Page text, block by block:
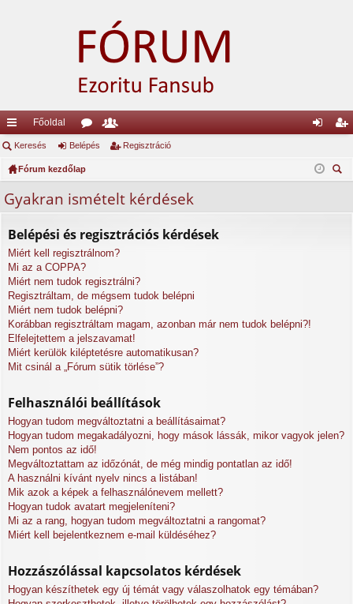
yo
rs
lin
k
Főoldal
ór
u
ag
ép is
Keresés Belépés Regisztráció
Fórum kezdőlap
Gyakran ismételt kérdések
Belépési és regisztrációs kérdések
Miért kell regisztrálnom?
Mi az a COPPA?
Miért nem tudok regisztrálni?
Regisztráltam, de mégsem tudok belépni
Miért nem tudok belépni?
Korábban regisztráltam magam, azonban már nem tudok belépni?!
Elfelejtettem a jelszavamat!
Miért kerülök kiléptetésre automatikusan?
Mit csinál a „Fórum sütik törlése”?
Felhasználói beállítások
Hogyan tudom megváltoztatni a beállításaimat?
Hogyan tudom megakadályozni, hogy mások lássák, mikor vagyok jelen?
Nem pontos az idő!
Megváltoztattam az időzónát, de még mindig pontatlan az idő!
A használni kívánt nyelv nincs a listában!
Mik azok a képek a felhasználónevem mellett?
Hogyan tudok avatart megjeleníteni?
Mi az a rang, hogyan tudom megváltoztatni a rangomat?
Miért kell bejelentkeznem e-mail küldéséhez?
Hozzászólással kapcsolatos kérdések
Hogyan készíthetek egy új témát vagy válaszolhatok egy témában?